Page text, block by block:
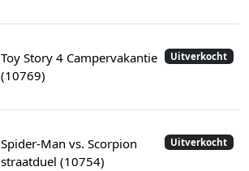
Uitverkocht
Toy Story 4 Campervakantie
(10769)
Uitverkocht
Spider-Man vs. Scorpion
straatduel (10754)